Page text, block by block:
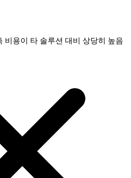
비용이 타 솔루션 대비 상당히 높음